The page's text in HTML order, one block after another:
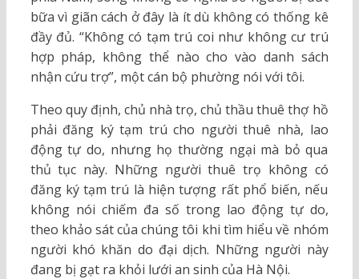
bữa vì giãn cách ở đây là ít dù không có thống kê
đầy đủ. “Không có tạm trú coi như không cư trú
hợp pháp, không thể nào cho vào danh sách
nhận cứu trợ”, một cán bộ phường nói với tôi.
Theo quy định, chủ nhà trọ, chủ thầu thuê thợ hồ
phải đăng ký tạm trú cho người thuê nhà, lao
động tự do, nhưng họ thường ngại mà bỏ qua
thủ tục này. Những người thuê trọ không có
đăng ký tạm trú là hiện tượng rất phổ biến, nếu
không nói chiếm đa số trong lao động tự do,
theo khảo sát của chúng tôi khi tìm hiểu về nhóm
người khó khăn do đại dịch. Những người này
đang bị gạt ra khỏi lưới an sinh của Hà Nội.